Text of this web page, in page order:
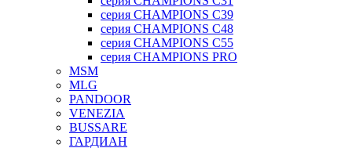
серия CHAMPIONS C39
серия CHAMPIONS C48
серия CHAMPIONS C55
серия CHAMPIONS PRO
MSM
MLG
PANDOOR
VENEZIA
BUSSARE
ГАРДИАН